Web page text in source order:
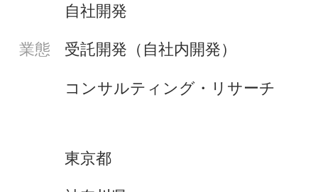
業態
自社開発
受託開発（自社内開発）
コンサルティング・リサーチ
東京都